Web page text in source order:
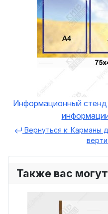
Информационный
Вернуться к: Карманы
Также вас